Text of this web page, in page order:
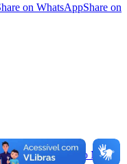
on WhatsAppShare on
sábado no Teatro Mario